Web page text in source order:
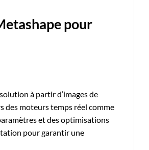
pour
à partir d’images de
des moteurs temps réel comme
et des optimisations
pour garantir une